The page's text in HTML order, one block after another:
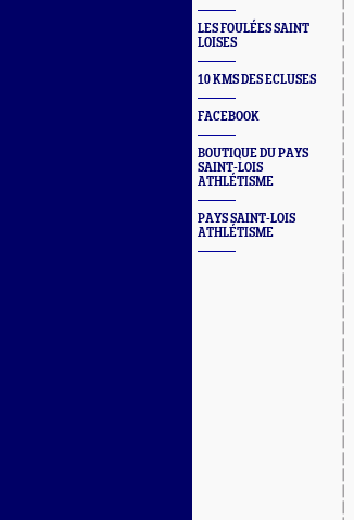
LES FOULÉES SAINT
LOISES
10 KMS DES ECLUSES
FACEBOOK
BOUTIQUE DU PAYS
SAINT-LOIS
ATHLÉTISME
PAYS SAINT-LOIS
ATHLÉTISME